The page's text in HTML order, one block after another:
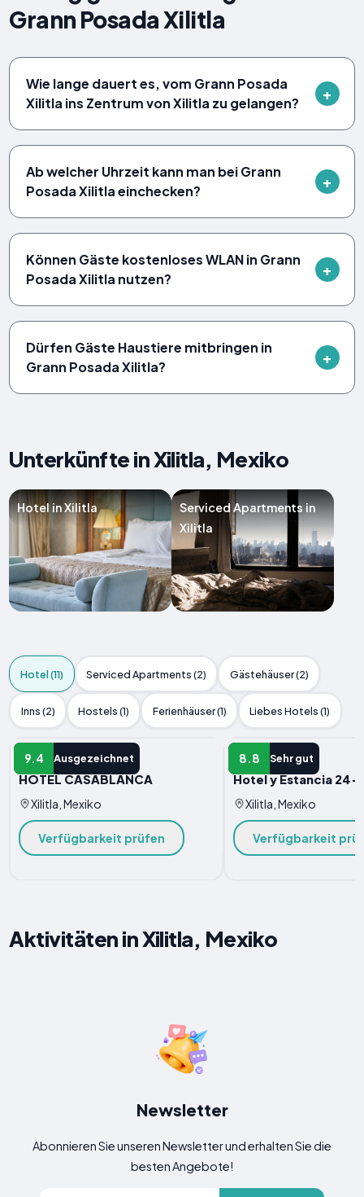
Grann Posada Xilitla
Wie lange dauert es, vom Grann Posada
Xilitla ins Zentrum von Xilitla zu gelangen?
Ab welcher Uhrzeit kann man bei Grann
Posada Xilitla einchecken?
Können Gäste kostenloses WLAN in Grann
Posada Xilitla nutzen?
Dürfen Gäste Haustiere mitbringen in
Grann Posada Xilitla?
Unterkünfte in Xilitla, Mexiko
Hotel in Xilitla
Serviced Apartments in
Xilitla
Hotel (11) Serviced Apartments (2) Gästehäuser (2)
Inns (2) Hostels (1) Ferienhäuser (1) Liebes Hotels (1)
9.4 Ausgezeichnet
HOTELS
HOTEL CASABLANCA
Xilitla, Mexiko
Verfügbarkeit prüfen
8.8 Sehr gut
HOTELS
Hotel y Estancia 24-
Xilitla, Mexiko
Verfügbarkeit
Aktivitäten in Xilitla, Mexiko
Newsletter
Abonnieren Sie unseren Newsletter und erhalten Sie die
besten Angebote!